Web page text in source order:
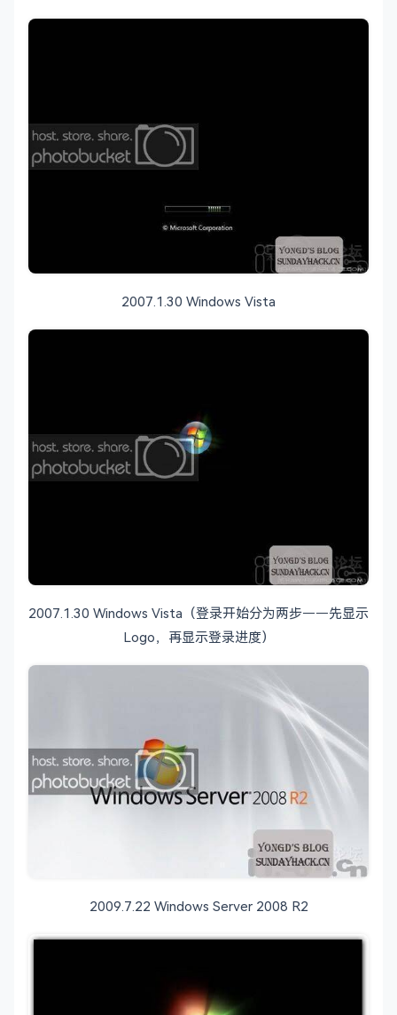
2007.1.30 Windows Vista
2007.1.30 Windows Vista（登录开始分为两步——先显示
Logo，再显示登录进度）
2009.7.22 Windows Server 2008 R2